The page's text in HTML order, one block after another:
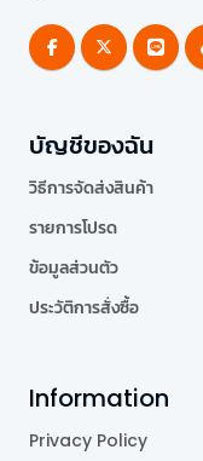
บัญชีของฉัน
วิธีการจัดส่งสินค้า
รายการโปรด
ข้อมูลส่วนตัว
ประวัติการสั่งซื้อ
Information
Privacy Policy